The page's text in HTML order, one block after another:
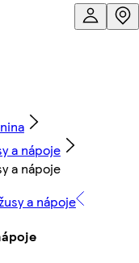
a nápoje
a nápoje
a nápoje